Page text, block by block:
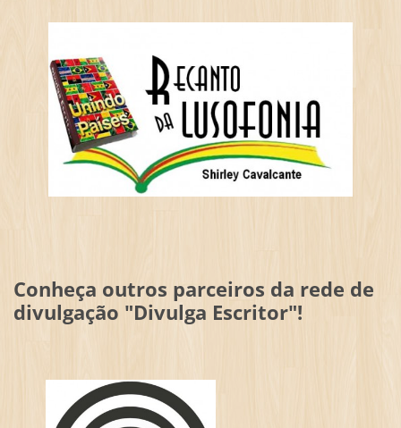
Conheça outros parceiros da rede de
divulgação "Divulga Escritor"!